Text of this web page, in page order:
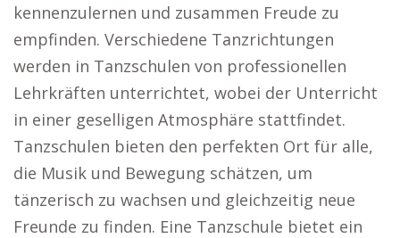
kennenzulernen und zusammen Freude zu
empfinden. Verschiedene Tanzrichtungen
werden in Tanzschulen von professionellen
Lehrkräften unterrichtet, wobei der Unterricht
in einer geselligen Atmosphäre stattfindet.
Tanzschulen bieten den perfekten Ort für alle,
die Musik und Bewegung schätzen, um
tänzerisch zu wachsen und gleichzeitig neue
Freunde zu finden. Eine Tanzschule bietet ein